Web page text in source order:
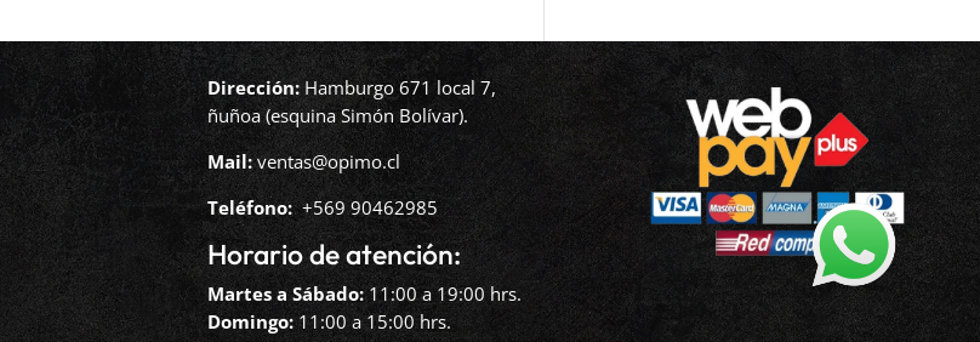
Dirección:Hamburgo 671 local 7,
ñuñoa (esquina Simón Bolívar).
Mail: ventas@opimo.cl
Teléfono: ‪+569 90462985‬
Horario de atención:
Martes a Sábado:11:00 a 19:00 hrs.
Domingo:11:00 a 15:00 hrs.